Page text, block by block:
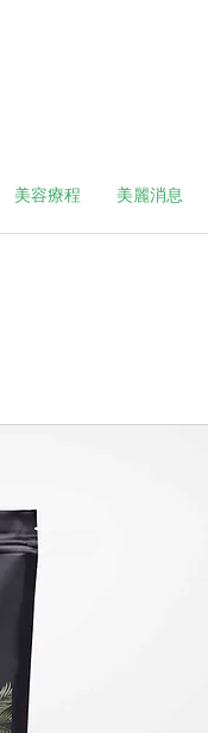
美容療程 美麗消息